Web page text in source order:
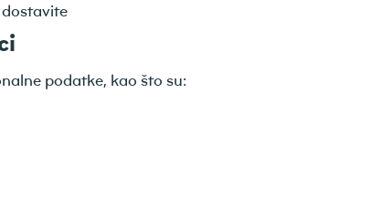
podatke, kao što su: